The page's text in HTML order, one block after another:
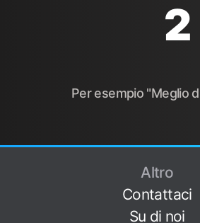
2
Per esempio "Meglio
Altro
Contattaci
Su di noi